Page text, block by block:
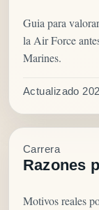
Guia para
la Air Force
Marines.
Actualizado
Carrera
Razones
Motivos reales